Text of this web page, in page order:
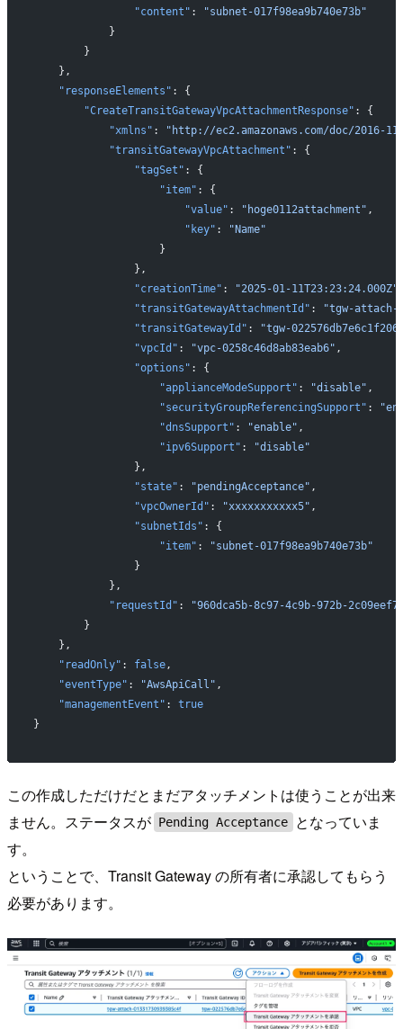
                "content"
:
"subnet-017f98ea9b740e73b"
            }
        }
    },
    "responseElements"
: {
        "CreateTransitGatewayVpcAttachmentResponse"
: {
            "xmlns"
:
"http://ec2.amazonaws.com/doc/2016-
            "transitGatewayVpcAttachment"
: {
                "tagSet"
: {
                    "item"
: {
                        "value"
: "hoge0112attachment" ,
                        "key"
:
"Name"
                    }
                },
                "creationTime"
: "2025-01-11T23:23:24.000Z"
                "transitGatewayAttachmentId"
:
"tgw-attach-
                "transitGatewayId"
:
"tgw-
                "vpcId"
: "vpc-0258c46d8ab83eab6" ,
                "options"
: {
                    "applianceModeSupport"
: "disable" ,
                    "securityGroupReferencingSupport"
:
                    "dnsSupport"
: "enable" ,
                    "ipv6Support"
:
"disable"
                },
                "state"
: "pendingAcceptance" ,
                "vpcOwnerId"
: "xxxxxxxxxxx5" ,
                "subnetIds"
: {
                    "item"
:
"subnet-017f98ea9b740e73b"
                }
            },
            "requestId"
:
"960dca5b-8c97-4c9b-972b-
        }
    },
    "readOnly"
: false,
    "eventType"
: "AwsApiCall" ,
    "managementEvent"
: true
}
この作成しただけだとまだアタッチメントは使うことが出来
ません。ステータスが Pending Acceptance
となっていま
す。
ということで、Transit Gateway の所有者に承認してもらう
必要があります。